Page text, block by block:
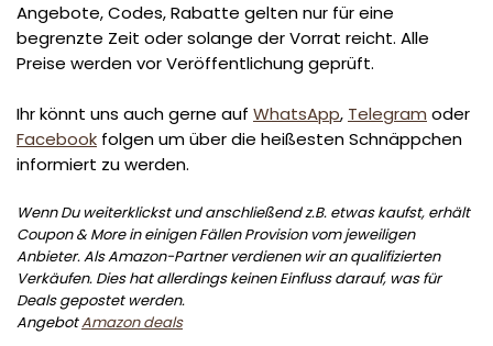
Angebote, Codes, Rabatte gelten nur für eine
begrenzte Zeit oder solange der Vorrat reicht. Alle
Preise werden vor Veröffentlichung geprüft.
Ihr könnt uns auch gerne auf WhatsApp, Telegram oder
Facebook folgen um über die heißesten Schnäppchen
informiert zu werden.
Wenn Du weiterklickst und anschließend z.B. etwas kaufst, erhält
Coupon & More in einigen Fällen Provision vom jeweiligen
Anbieter. Als Amazon-Partner verdienen wir an qualifizierten
Verkäufen. Dies hat allerdings keinen Einfluss darauf, was für
Deals gepostet werden.
AngebotAmazon deals